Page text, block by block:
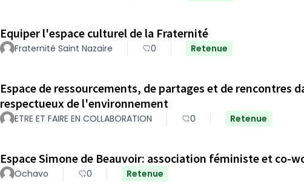
Equiper l'espace culturel de la Fraternité
Fraternité Saint Nazaire 0 Retenue
Espace de ressourcements, de partages et de rencontres
respectueux de l'environnement
ETRE ET FAIRE EN COLLABORATION 0 Retenue
Espace Simone de Beauvoir: association féministe et co-
Ochavo 0 Retenue